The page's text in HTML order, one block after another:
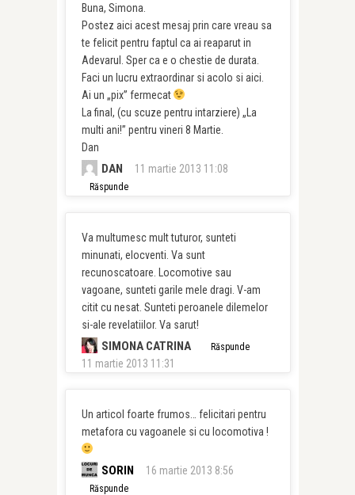
Buna, Simona.
Postez aici acest mesaj prin care vreau sa
te felicit pentru faptul ca ai reaparut in
Adevarul. Sper ca e o chestie de durata.
Faci un lucru extraordinar si acolo si aici.
Ai un „pix” fermecat
La final, (cu scuze pentru intarziere) „La
multi ani!” pentru vineri 8 Martie.
Dan
DAN 11 martie 2013 11:08
Răspunde
Va multumesc mult tuturor, sunteti
minunati, elocventi. Va sunt
recunoscatoare. Locomotive sau
vagoane, sunteti garile mele dragi. V-am
citit cu nesat. Sunteti peroanele dilemelor
si-ale revelatiilor. Va sarut!
SIMONA CATRINA
11 martie 2013 11:31
Răspunde
Un articol foarte frumos… felicitari pentru
metafora cu vagoanele si cu locomotiva !
SORIN 16 martie 2013 8:56
Răspunde